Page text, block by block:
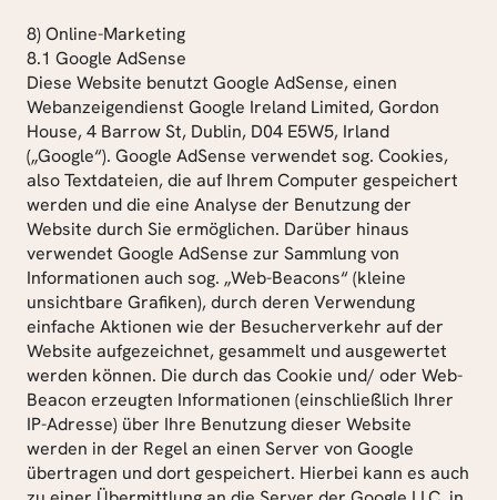
8) Online-Marketing
8.1 Google AdSense
Diese Website benutzt Google AdSense, einen
Webanzeigendienst Google Ireland Limited, Gordon
House, 4 Barrow St, Dublin, D04 E5W5, Irland
(„Google“). Google AdSense verwendet sog. Cookies,
also Textdateien, die auf Ihrem Computer gespeichert
werden und die eine Analyse der Benutzung der
Website durch Sie ermöglichen. Darüber hinaus
verwendet Google AdSense zur Sammlung von
Informationen auch sog. „Web-Beacons“ (kleine
unsichtbare Grafiken), durch deren Verwendung
einfache Aktionen wie der Besucherverkehr auf der
Website aufgezeichnet, gesammelt und ausgewertet
werden können. Die durch das Cookie und/ oder Web-
Beacon erzeugten Informationen (einschließlich Ihrer
IP-Adresse) über Ihre Benutzung dieser Website
werden in der Regel an einen Server von Google
übertragen und dort gespeichert. Hierbei kann es auch